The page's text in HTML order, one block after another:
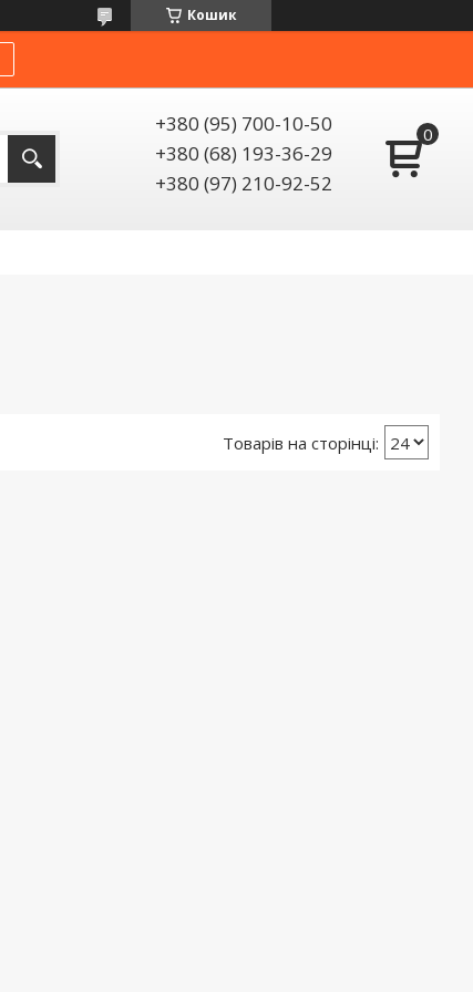
Кошик
+380 (95) 700-10-50
+380 (68) 193-36-29
+380 (97) 210-92-52